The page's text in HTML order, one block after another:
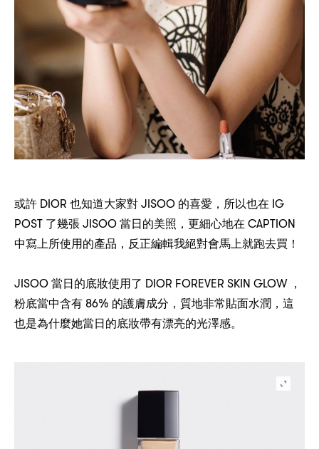
或許 DIOR 也知道大家對 JISOO 的喜愛 ， 所以也在 IG
POST 了幾張 JISOO 當日的美照 ， 更細心地在 CAPTION
中寫上所使用的產品 ， 反正編輯我絕對會馬上就跑去買 ！
JISOO 當日的底妝使用了 DIOR FOREVER SKIN GLOW ，
粉底當中含有 86% 的護膚成分 ， 質地非常貼面水潤 ， 這
也是為什麼她當日的底妝帶有漂亮的光澤感。